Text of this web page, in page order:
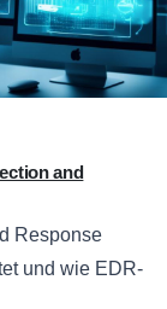
0
and
Response
und wie EDR-